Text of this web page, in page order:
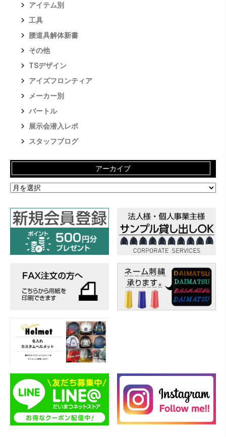
アイテム別
工具
腰道具解体新書
その他
TSデザイン
アイズフロンティア
メーカー別
バートル
展示会潜入レポ
スタッフブログ
アーカイブ
ア
ー
イ
ブ